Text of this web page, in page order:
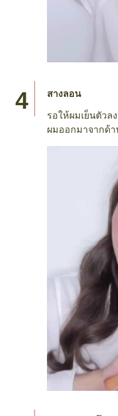
สางลอน
รอให้ผมเย็นตัวล
ผมออกมาจากด้